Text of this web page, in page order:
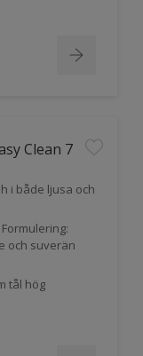
Clean 7
i både ljusa och
och suverän
tål hög